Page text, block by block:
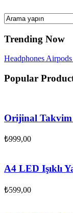
Trending Now
HeadphonesAirpods
Popular
Orijinal Takvim
₺999,00
A4 LED Işıklı
₺599,00